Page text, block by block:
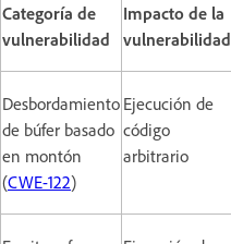
Categoría de
vulnerabilidad
Impacto de la
vulnerabilidad
Desbordamiento
de búfer basado
en montón
(CWE-122)
Ejecución de
código
arbitrario